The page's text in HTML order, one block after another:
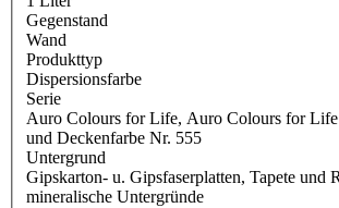
Gegenstand
Wand
Produkttyp
Dispersionsfarbe
Serie
Auro Colours for Life, Auro Colours for
und Deckenfarbe Nr. 555
Untergrund
Gipskarton- u. Gipsfaserplatten, Tapete und
mineralische Untergründe